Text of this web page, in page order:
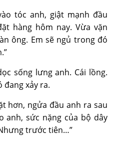
tóc anh, giật mạnh đầu
hàng hôm nay. Vừa vặn
ông. Em sẽ ngủ trong đó
sống lưng anh. Cái lồng.
đang xảy ra.
hơn, ngửa đầu anh ra sau
anh, sức nặng của bộ dây
trước tiên…”